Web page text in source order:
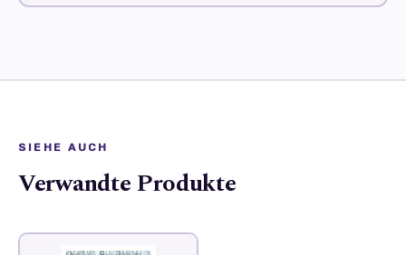
SIEHE AUCH
Verwandte Produkte